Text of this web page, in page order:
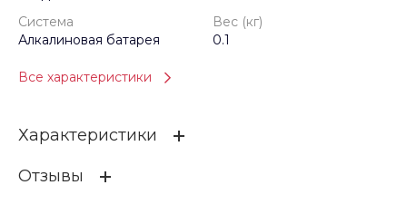
Система
Алкалиновая батарея
Вес (кг)
0.1
Все характеристики
Характеристики
Гарантия производителя
Отзывы